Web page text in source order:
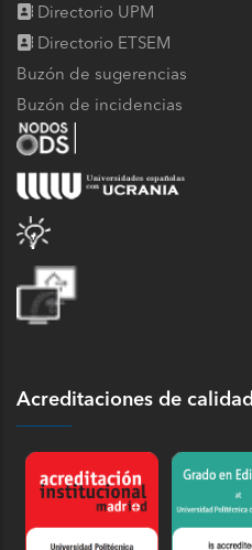
Directorio UPM
Directorio ETSEM
Buzón de sugerencias
Buzón de incidencias
Acreditaciones de calidad